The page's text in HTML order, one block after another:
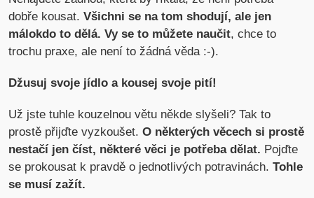
dobře kousat.Všichni se na tom shodují, ale jen
málokdo to dělá. Vy se to můžete naučit, chce to
trochu praxe, ale není to žádná věda :-).
Džusuj svoje jídlo a kousej svoje pití!
Už jste tuhle kouzelnou větu někde slyšeli? Tak to
prostě přijďte vyzkoušet.O některých věcech si prostě
nestačí jen číst, některé věci je potřeba dělat. Pojďte
se prokousat k pravdě o jednotlivých potravinách.Tohle
se musí zažít.